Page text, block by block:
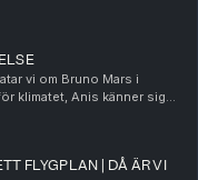
See acast.com/privacy
vi om Bruno Mars i
klimatet, Anis känner sig
on Acast. See
FLYGPLAN | DÅ ÄR VI